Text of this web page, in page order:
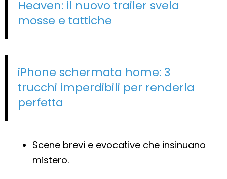
Heaven: il nuovo trailer svela
mosse e tattiche
iPhone schermata home: 3
trucchi imperdibili per renderla
perfetta
Scene brevi e evocative che insinuano
mistero.